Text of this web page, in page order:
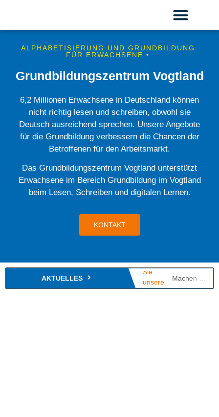
ALPHABETISIERUNG UND GRUNDBILDUNG
FÜR ERWACHSENE •
Grundbildungszentrum Vogtland
6,2 Millionen Erwachsene in Deutschland können
nicht richtig lesen und schreiben, obwohl sie
Deutsch ausreichend sprechen. Unsere Angebote
für die Grundbildung verbessern die Chancen der
Betroffenen für den Arbeitsmarkt.
Das Grundbildungszentrum Vogtland unterstützt
Erwachsene im Bereich Grundbildung im Vogtland
beim Lesen, Schreiben und digitalen Lernen.
KONTAKT
AKTUELLES